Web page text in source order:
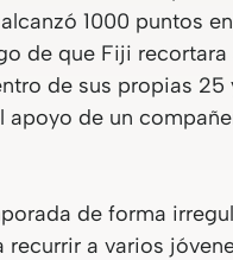
1000 puntos
de que Fiji
de sus propias
de un
de forma
recurrir a varios